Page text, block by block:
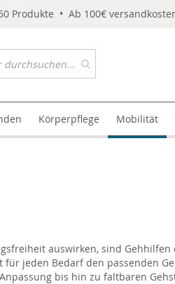
Produkte • Ab 100€
Körperpflege Mobilität
auswirken, sind
jeden Bedarf den passenden
bis hin zu faltbaren